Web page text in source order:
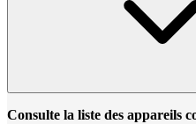
Consulte la liste des appareils